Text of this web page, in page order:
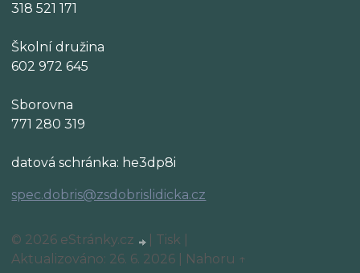
318 521 171
Školní družina
602 972 645
Sborovna
771 280 319
datová schránka: he3dp8i
spec.dobris@zsdobrislidicka.cz
© 2026 eStránky.cz Tisk
Aktualizováno: 26. 6. 2026
Nahoru ↑